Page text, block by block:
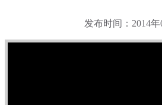
发布时间：2014年